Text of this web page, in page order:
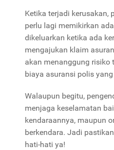
Ketika terjadi kerusakan,
perlu lagi memikirkan
dikeluarkan ketika ada
mengajukan klaim
akan menanggung risiko
biaya asuransi polis
Walaupun begitu,
menjaga keselamatan
kendaraannya, maupun
berkendara. Jadi
hati-hati ya!